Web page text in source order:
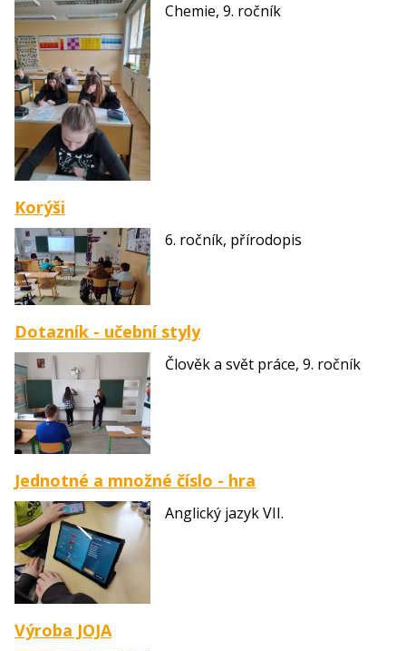
Chemie, 9. ročník
Korýši
6. ročník, přírodopis
Dotazník - učební styly
Člověk a svět práce, 9. ročník
Jednotné a množné číslo - hra
Anglický jazyk VII.
Výroba JOJA